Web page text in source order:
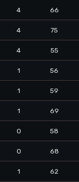
4
66
4
75
4
55
1
56
1
59
1
69
0
58
0
68
1
62